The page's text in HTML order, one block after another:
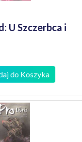
U Szczerbca i
do Koszyka